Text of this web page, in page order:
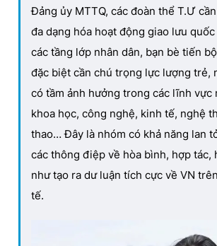
Đảng ủy MTTQ, các đoàn thể T.Ư
đa dạng hóa hoạt động giao lưu
các tầng lớp nhân dân, bạn bè tiến
đặc biệt cần chú trọng lực lượng trẻ,
có tầm ảnh hưởng trong các lĩnh vực
khoa học, công nghệ, kinh tế, nghệ
thao… Đây là nhóm có khả năng lan
các thông điệp về hòa bình, hợp tác,
như tạo ra dư luận tích cực về VN
tế.